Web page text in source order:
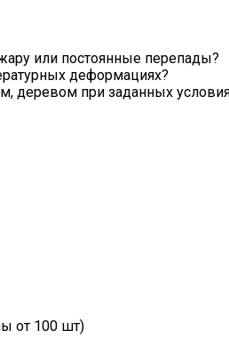
или постоянные перепады?
деформациях?
деревом при заданных
от 100 шт)